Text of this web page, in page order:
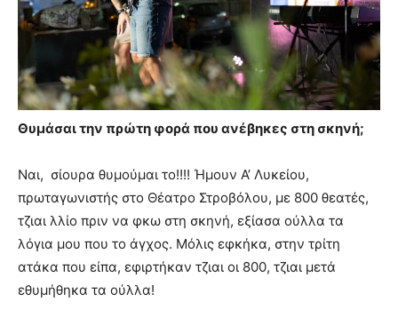
Θυμάσαι την πρώτη φορά που ανέβηκες στη σκηνή;
Ναι, σίουρα θυμούμαι το!!!! Ήμουν Α’ Λυκείου,
πρωταγωνιστής στο Θέατρο Στροβόλου, με 800 θεατές,
τζιαι λλίο πριν να φκω στη σκηνή, εξίασα ούλλα τα
λόγια μου που το άγχος. Μόλις εφκήκα, στην τρίτη
ατάκα που είπα, εφιρτήκαν τζιαι οι 800, τζιαι μετά
εθυμήθηκα τα ούλλα!